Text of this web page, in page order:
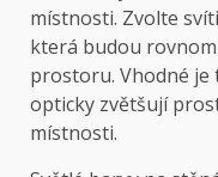
místnosti. Zvolte
která budou
prostoru. Vhodné je
opticky zvětšují
místnosti.